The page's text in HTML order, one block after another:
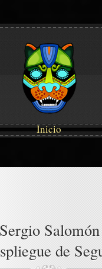
Inicio
de